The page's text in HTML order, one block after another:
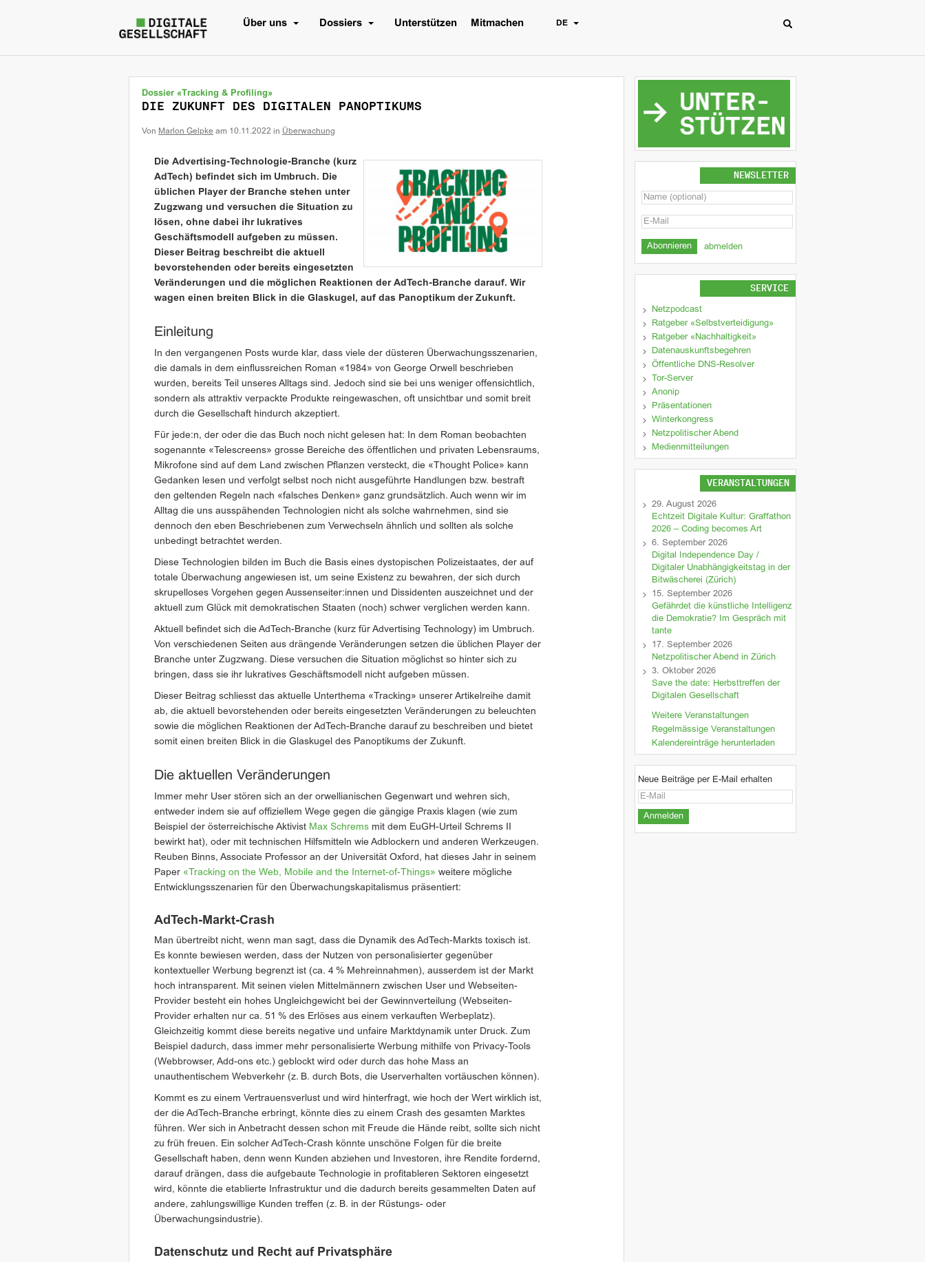
Über uns Dossiers Unterstützen Mitmachen DE
Dossier «Tracking & Profiling»
DIE ZUKUNFT DES DIGITALEN PANOPTIKUMS
Von Marlon Gelpke am 10.11.2022 in Überwachung
Die Advertising-Technologie-Branche (kurz
AdTech) befindet sich im Umbruch. Die
üblichen Player der Branche stehen unter
Zugzwang und versuchen die Situation zu
lösen, ohne dabei ihr lukratives
Geschäftsmodell aufgeben zu müssen.
Dieser Beitrag beschreibt die aktuell
bevorstehenden oder bereits eingesetzten
Veränderungen und die möglichen Reaktionen der AdTech-Branche darauf. Wir
wagen einen breiten Blick in die Glaskugel, auf das Panoptikum der Zukunft.
Einleitung
In den vergangenen Posts wurde klar, dass viele der düsteren Überwachungsszenarien,
die damals in dem einflussreichen Roman «1984» von George Orwell beschrieben
wurden, bereits Teil unseres Alltags sind. Jedoch sind sie bei uns weniger offensichtlich,
sondern als attraktiv verpackte Produkte reingewaschen, oft unsichtbar und somit breit
durch die Gesellschaft hindurch akzeptiert.
Für jede:n, der oder die das Buch noch nicht gelesen hat: In dem Roman beobachten
sogenannte «Telescreens» grosse Bereiche des öffentlichen und privaten Lebensraums,
Mikrofone sind auf dem Land zwischen Pflanzen versteckt, die «Thought Police» kann
Gedanken lesen und verfolgt selbst noch nicht ausgeführte Handlungen bzw. bestraft
den geltenden Regeln nach «falsches Denken» ganz grundsätzlich. Auch wenn wir im
Alltag die uns ausspähenden Technologien nicht als solche wahrnehmen, sind sie
dennoch den eben Beschriebenen zum Verwechseln ähnlich und sollten als solche
unbedingt betrachtet werden.
Diese Technologien bilden im Buch die Basis eines dystopischen Polizeistaates, der auf
totale Überwachung angewiesen ist, um seine Existenz zu bewahren, der sich durch
skrupelloses Vorgehen gegen Aussenseiter:innen und Dissidenten auszeichnet und der
aktuell zum Glück mit demokratischen Staaten (noch) schwer verglichen werden kann.
Aktuell befindet sich die AdTech-Branche (kurz für Advertising Technology) im Umbruch.
Von verschiedenen Seiten aus drängende Veränderungen setzen die üblichen Player der
Branche unter Zugzwang. Diese versuchen die Situation möglichst so hinter sich zu
bringen, dass sie ihr lukratives Geschäftsmodell nicht aufgeben müssen.
Dieser Beitrag schliesst das aktuelle Unterthema «Tracking» unserer Artikelreihe damit
ab, die aktuell bevorstehenden oder bereits eingesetzten Veränderungen zu beleuchten
sowie die möglichen Reaktionen der AdTech-Branche darauf zu beschreiben und bietet
somit einen breiten Blick in die Glaskugel des Panoptikums der Zukunft.
Die aktuellen Veränderungen
Immer mehr User stören sich an der orwellianischen Gegenwart und wehren sich,
entweder indem sie auf offiziellem Wege gegen die gängige Praxis klagen (wie zum
Beispiel der österreichische Aktivist Max Schrems mit dem EuGH-Urteil Schrems II
bewirkt hat), oder mit technischen Hilfsmitteln wie Adblockern und anderen Werkzeugen.
Reuben Binns, Associate Professor an der Universität Oxford, hat dieses Jahr in seinem
Paper «Tracking on the Web, Mobile and the Internet-of-Things» weitere mögliche
Entwicklungsszenarien für den Überwachungskapitalismus präsentiert:
AdTech-Markt-Crash
Man übertreibt nicht, wenn man sagt, dass die Dynamik des AdTech-Markts toxisch ist.
Es konnte bewiesen werden, dass der Nutzen von personalisierter gegenüber
kontextueller Werbung begrenzt ist (ca. 4 % Mehreinnahmen), ausserdem ist der Markt
hoch intransparent. Mit seinen vielen Mittelmännern zwischen User und Webseiten-
Provider besteht ein hohes Ungleichgewicht bei der Gewinnverteilung (Webseiten-
Provider erhalten nur ca. 51 % des Erlöses aus einem verkauften Werbeplatz).
Gleichzeitig kommt diese bereits negative und unfaire Marktdynamik unter Druck. Zum
Beispiel dadurch, dass immer mehr personalisierte Werbung mithilfe von Privacy-Tools
(Webbrowser, Add-ons etc.) geblockt wird oder durch das hohe Mass an
unauthentischem Webverkehr (z. B. durch Bots, die Userverhalten vortäuschen können).
Kommt es zu einem Vertrauensverlust und wird hinterfragt, wie hoch der Wert wirklich ist,
der die AdTech-Branche erbringt, könnte dies zu einem Crash des gesamten Marktes
führen. Wer sich in Anbetracht dessen schon mit Freude die Hände reibt, sollte sich nicht
zu früh freuen. Ein solcher AdTech-Crash könnte unschöne Folgen für die breite
Gesellschaft haben, denn wenn Kunden abziehen und Investoren, ihre Rendite fordernd,
darauf drängen, dass die aufgebaute Technologie in profitableren Sektoren eingesetzt
wird, könnte die etablierte Infrastruktur und die dadurch bereits gesammelten Daten auf
andere, zahlungswillige Kunden treffen (z. B. in der Rüstungs- oder
Überwachungsindustrie).
Datenschutz und Recht auf Privatsphäre
NEWSLETTER
abmelden
SERVICE
Netzpodcast
Ratgeber «Selbstverteidigung»
Ratgeber «Nachhaltigkeit»
Datenauskunftsbegehren
Öffentliche DNS-Resolver
Tor-Server
Anonip
Präsentationen
Winterkongress
Netzpolitischer Abend
Medienmitteilungen
VERANSTALTUNGEN
29. August 2026
Echtzeit Digitale Kultur: Graffathon
2026 – Coding becomes Art
6. September 2026
Digital Independence Day /
Digitaler Unabhängigkeitstag in der
Bitwäscherei (Zürich)
15. September 2026
Gefährdet die künstliche Intelligenz
die Demokratie? Im Gespräch mit
tante
17. September 2026
Netzpolitischer Abend in Zürich
3. Oktober 2026
Save the date: Herbsttreffen der
Digitalen Gesellschaft
Weitere Veranstaltungen
Regelmässige Veranstaltungen
Kalendereinträge herunterladen
Neue Beiträge per E-Mail erhalten